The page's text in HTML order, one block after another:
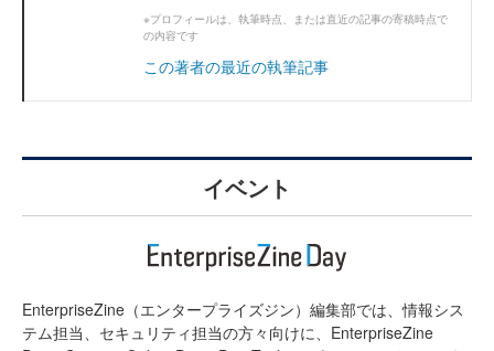
※プロフィールは、執筆時点、または直近の記事の寄稿時点で
の内容です
この著者の最近の執筆記事
イベント
EnterpriseZine（エンタープライズジン）編集部では、情報シス
テム担当、セキュリティ担当の方々向けに、EnterpriseZine